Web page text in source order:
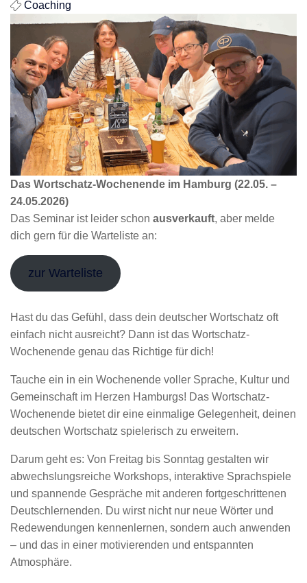
Coaching
Das Wortschatz-Wochenende im Hamburg (22.05. –
24.05.2026)
Das Seminar ist leider schon ausverkauft, aber melde
dich gern für die Warteliste an:
zur Warteliste
Hast du das Gefühl, dass dein deutscher Wortschatz oft
einfach nicht ausreicht? Dann ist das Wortschatz-
Wochenende genau das Richtige für dich!
Tauche ein in ein Wochenende voller Sprache, Kultur und
Gemeinschaft im Herzen Hamburgs! Das Wortschatz-
Wochenende bietet dir eine einmalige Gelegenheit, deinen
deutschen Wortschatz spielerisch zu erweitern.
Darum geht es: Von Freitag bis Sonntag gestalten wir
abwechslungsreiche Workshops, interaktive Sprachspiele
und spannende Gespräche mit anderen fortgeschrittenen
Deutschlernenden. Du wirst nicht nur neue Wörter und
Redewendungen kennenlernen, sondern auch anwenden
– und das in einer motivierenden und entspannten
Atmosphäre.